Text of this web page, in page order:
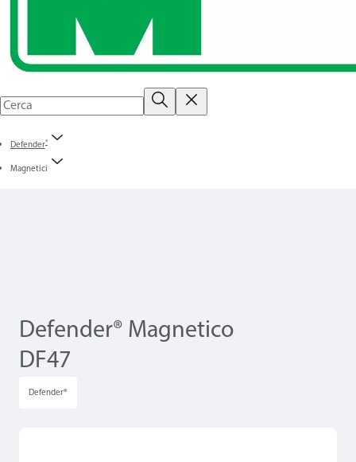
Defender®
Magnetici
Defender® Magnetico
DF47
Defender®